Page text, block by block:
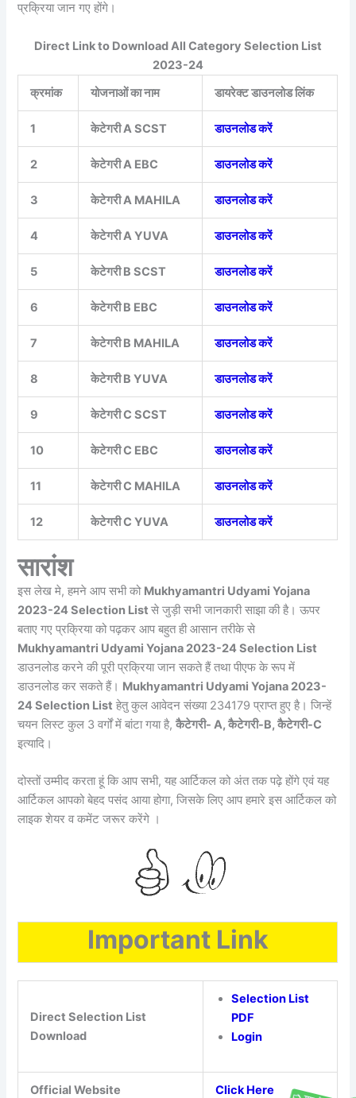
प्रक्रिया जान गए होंगे।
Direct Link to Download All Category Selection List
2023-24
क्रमांक
योजनाओं का नाम डायरेक्ट डाउनलोड लिंक
1 केटेगरी A SCST डाउनलोड करें
2 केटेगरी A EBC डाउनलोड करें
3 केटेगरी A MAHILA डाउनलोड करें
4 केटेगरी A YUVA डाउनलोड करें
5 केटेगरी B SCST डाउनलोड करें
6 केटेगरी B EBC डाउनलोड करें
7 केटेगरी B MAHILA डाउनलोड करें
8 केटेगरी B YUVA डाउनलोड करें
9 केटेगरी C SCST डाउनलोड करें
10 केटेगरी C EBC डाउनलोड करें
11 केटेगरी C MAHILA डाउनलोड करें
12 केटेगरी C YUVA डाउनलोड करें
सारांश
इस लेख मे, हमने आप सभी को Mukhyamantri Udyami Yojana
2023-24 Selection Listसे जुड़ी सभी जानकारी साझा की है। ऊपर
बताए गए प्रक्रिया को पढ़कर आप बहुत ही आसान तरीके से
Mukhyamantri Udyami Yojana 2023-24 Selection List
डाउनलोड करने की पूरी प्रक्रिया जान सकते हैं तथा पीएफ के रूप में
डाउनलोड कर सकते हैं। Mukhyamantri Udyami Yojana 2023-
24 Selection List हेतु कुल आवेदन संख्या 234179 प्राप्त हुए है। जिन्हें
चयन लिस्ट कुल 3 वर्गों में बांटा गया है,कैटेगरी- A, कैटेगरी-B, कैटेगरी-C
इत्यादि।
दोस्तों उम्मीद करता हूं कि आप सभी, यह आर्टिकल को अंत तक पढ़े होंगे एवं यह
आर्टिकल आपको बेहद पसंद आया होगा, जिसके लिए आप हमारे इस आर्टिकल को
लाइक शेयर व कमेंट जरूर करेंगे ।
Important Link
Direct Selection List
Download
Selection List
PDF
Login
Official Website Click Here